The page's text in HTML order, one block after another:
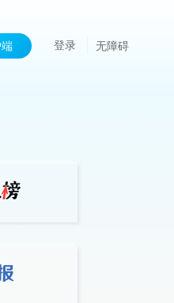
登录 无障碍